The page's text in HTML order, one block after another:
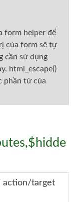
form helper để
của form sẽ tự
cần sử dụng
html_escape()
phần tử của
action/target